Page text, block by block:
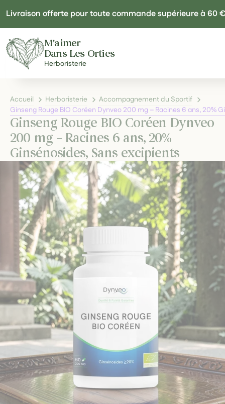
Livraison offerte pour toute commande supérieure à 60 €
M'aimer
Dans Les Orties
Herboristerie
Accueil Herboristerie
Accompagnement du Sportif
Ginseng Rouge BIO Coréen Dynveo 200 mg – Racines 6 ans, 20%
Ginseng Rouge BIO Coréen Dynveo
200 mg – Racines 6 ans, 20%
Ginsénosides, Sans excipients